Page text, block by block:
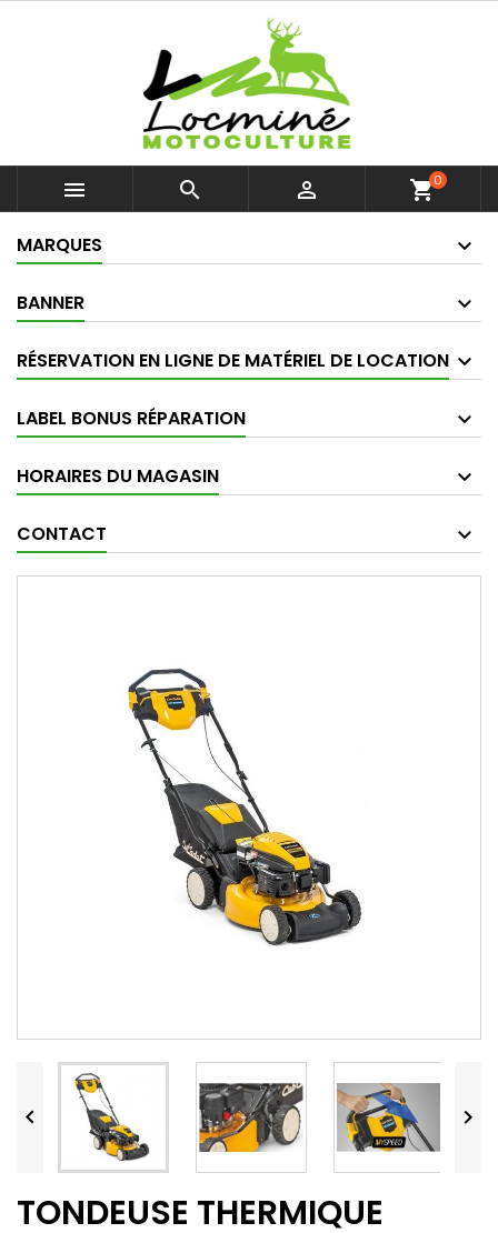
   shopping_cart0
MARQUES
BANNER
RÉSERVATION EN LIGNE DE MATÉRIEL DE LOCATION
LABEL BONUS RÉPARATION
HORAIRES DU MAGASIN
CONTACT
 
TONDEUSE THERMIQUE